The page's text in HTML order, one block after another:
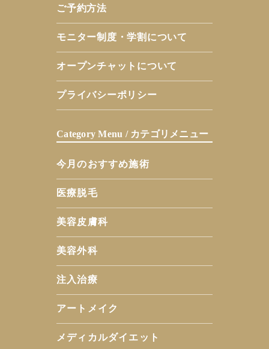
ご予約方法
モニター制度・学割について
オープンチャットについて
プライバシーポリシー
Category Menu / カテゴリメニュー
今月のおすすめ施術
医療脱毛
美容皮膚科
美容外科
注入治療
アートメイク
メディカルダイエット